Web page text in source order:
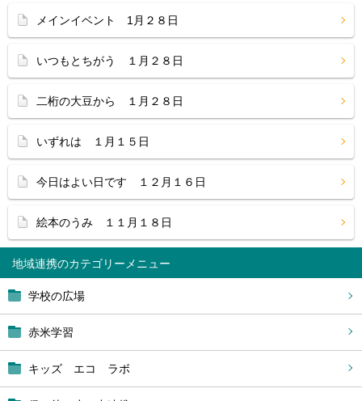
地域連携
学校の広場
赤米学習
キッズ エコ ラボ
メインイベント 1月２８日
いつもとちがう １月２８日
二桁の大豆から １月２８日
いずれは １月１５日
今日はよい日です １２月１６日
絵本のうみ １１月１８日